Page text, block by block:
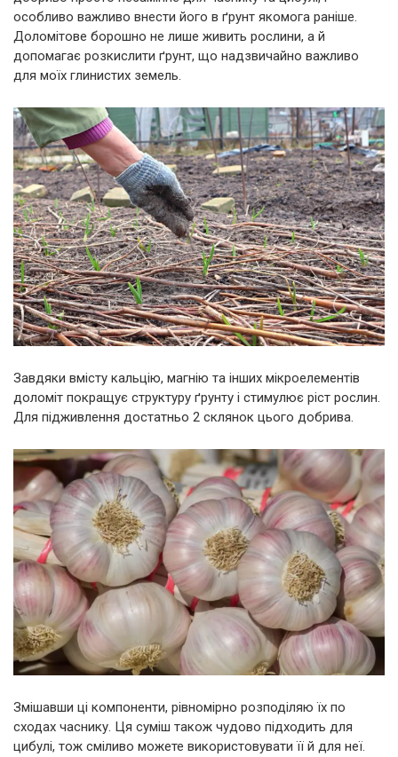
особливо важливо внести його в ґрунт якомога раніше.
Доломітове борошно не лише живить рослини, а й
допомагає розкислити ґрунт, що надзвичайно важливо
для моїх глинистих земель.
Завдяки вмісту кальцію, магнію та інших мікроелементів
доломіт покращує структуру ґрунту і стимулює ріст рослин.
Для підживлення достатньо 2 склянок цього добрива.
Змішавши ці компоненти, рівномірно розподіляю їх по
сходах часнику. Ця суміш також чудово підходить для
цибулі, тож сміливо можете використовувати її й для неї.